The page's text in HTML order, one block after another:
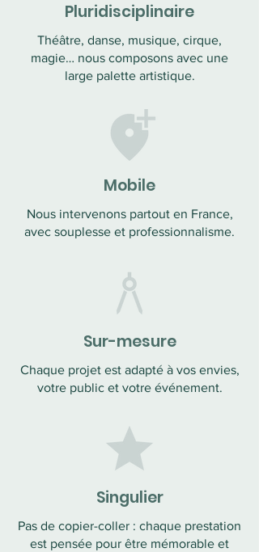
Pluridisciplinaire
Théâtre, danse, musique, cirque,
magie… nous composons avec une
large palette artistique.
Mobile
Nous intervenons partout en France,
avec souplesse et professionnalisme.
Sur-mesure
Chaque projet est adapté à vos envies,
votre public et votre événement.
Singulier
Pas de copier-coller : chaque prestation
est pensée pour être mémorable et